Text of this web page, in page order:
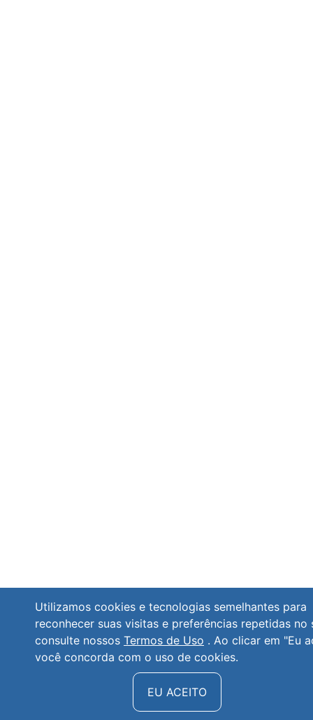
Utilizamos cookies e tecnologias semelhantes para
reconhecer suas visitas e preferências repetidas no
consulte nossos Termos de Uso . Ao clicar em "Eu
você concorda com o uso de cookies.
EU ACEITO